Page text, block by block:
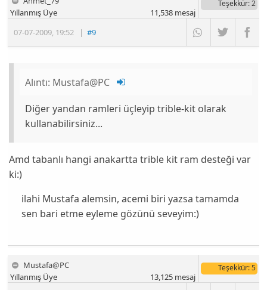
07-07-2009, 19:52 |#9
Yıllanmış Üye
Teşekkür: 2
11,538mesaj
Alıntı: Mustafa@PC
Diğer yandan ramleri üçleyip trible-kit olarak
kullanabilirsiniz...
Amd tabanlı hangi anakartta trible kit ram desteği var
ki:)
ilahi Mustafa alemsin, acemi biri yazsa tamamda
sen bari etme eyleme gözünü seveyim:)
Mustafa@PC
Yıllanmış Üye
Teşekkür: 5
13,125mesaj